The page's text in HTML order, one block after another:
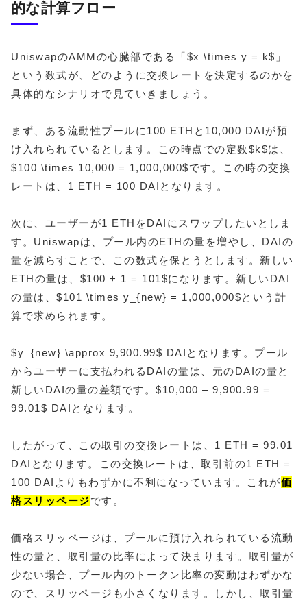
的な計算フロー
UniswapのAMMの心臓部である「$x \times y = k$」
という数式が、どのように交換レートを決定するのかを
具体的なシナリオで見ていきましょう。
まず、ある流動性プールに100 ETHと10,000 DAIが預
け入れられているとします。この時点での定数$k$は、
$100 \times 10,000 = 1,000,000$です。この時の交換
レートは、1 ETH = 100 DAIとなります。
次に、ユーザーが1 ETHをDAIにスワップしたいとしま
す。Uniswapは、プール内のETHの量を増やし、DAIの
量を減らすことで、この数式を保とうとします。新しい
ETHの量は、$100 + 1 = 101$になります。新しいDAI
の量は、$101 \times y_{new} = 1,000,000$という計
算で求められます。
$y_{new} \approx 9,900.99$ DAIとなります。プール
からユーザーに支払われるDAIの量は、元のDAIの量と
新しいDAIの量の差額です。$10,000 – 9,900.99 =
99.01$ DAIとなります。
したがって、この取引の交換レートは、1 ETH = 99.01
DAIとなります。この交換レートは、取引前の1 ETH =
100 DAIよりもわずかに不利になっています。これが価
格スリッページです。
価格スリッページは、プールに預け入れられている流動
性の量と、取引量の比率によって決まります。取引量が
少ない場合、プール内のトークン比率の変動はわずかな
ので、スリッページも小さくなります。しかし、取引量